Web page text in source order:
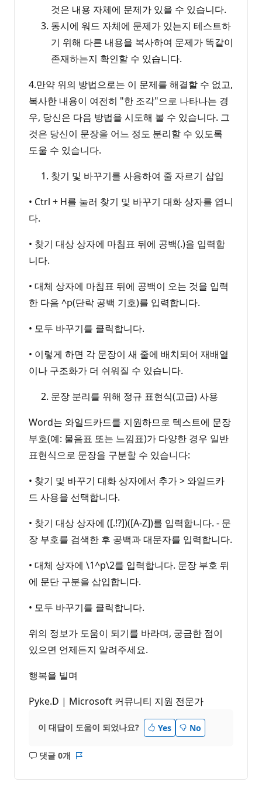
것은 내용 자체에 문제가 있을 수 있습니다.
동시에 워드 자체에 문제가 있는지 테스트하
기 위해 다른 내용을 복사하여 문제가 똑같이
존재하는지 확인할 수 있습니다.
4.만약 위의 방법으로는 이 문제를 해결할 수 없고,
복사한 내용이 여전히 "한 조각"으로 나타나는 경
우, 당신은 다음 방법을 시도해 볼 수 있습니다. 그
것은 당신이 문장을 어느 정도 분리할 수 있도록
도울 수 있습니다.
찾기 및 바꾸기를 사용하여 줄 자르기 삽입
• Ctrl + H를 눌러 찾기 및 바꾸기 대화 상자를 엽니
다.
• 찾기 대상 상자에 마침표 뒤에 공백(.)을 입력합
니다.
• 대체 상자에 마침표 뒤에 공백이 오는 것을 입력
한 다음 ^p(단락 공백 기호)를 입력합니다.
• 모두 바꾸기를 클릭합니다.
• 이렇게 하면 각 문장이 새 줄에 배치되어 재배열
이나 구조화가 더 쉬워질 수 있습니다.
문장 분리를 위해 정규 표현식(고급) 사용
Word는 와일드카드를 지원하므로 텍스트에 문장
부호(예: 물음표 또는 느낌표)가 다양한 경우 일반
표현식으로 문장을 구분할 수 있습니다:
• 찾기 및 바꾸기 대화 상자에서 추가 > 와일드카
드 사용을 선택합니다.
• 찾기 대상 상자에 ([.!?])([A-Z])를 입력합니다. - 문
장 부호를 검색한 후 공백과 대문자를 입력합니다.
• 대체 상자에 \1^p\2를 입력합니다. 문장 부호 뒤
에 문단 구분을 삽입합니다.
• 모두 바꾸기를 클릭합니다.
위의 정보가 도움이 되기를 바라며, 궁금한 점이
있으면 언제든지 알려주세요.
행복을 빌며
Pyke.D | Microsoft 커뮤니티 지원 전문가
이 대답이 도움이 되었나요? Yes No
댓글 0개
설